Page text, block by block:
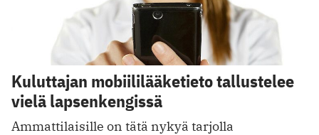
Kuluttajan mobiililääketieto tallustelee
vielä lapsenkengissä
Ammattilaisille on tätä nykyä tarjolla